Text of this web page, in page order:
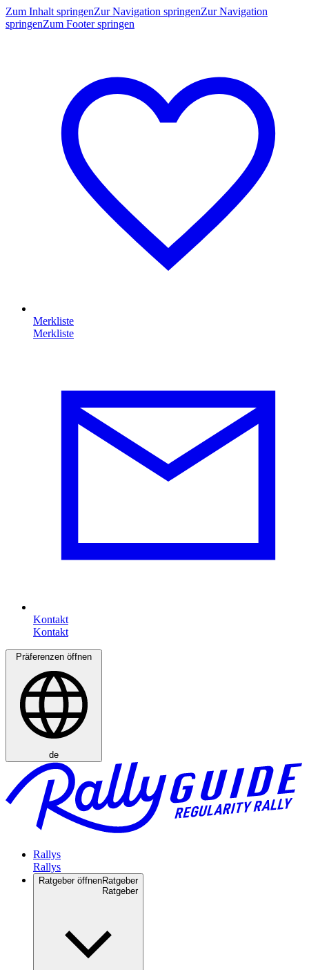
Zum Inhalt springenZur Navigation springenZur Navigation
springenZum Footer springen
Merkliste
Kontakt
Präferenzen öffnen
de
Rallys
Ratgeber öffnenRatgeber